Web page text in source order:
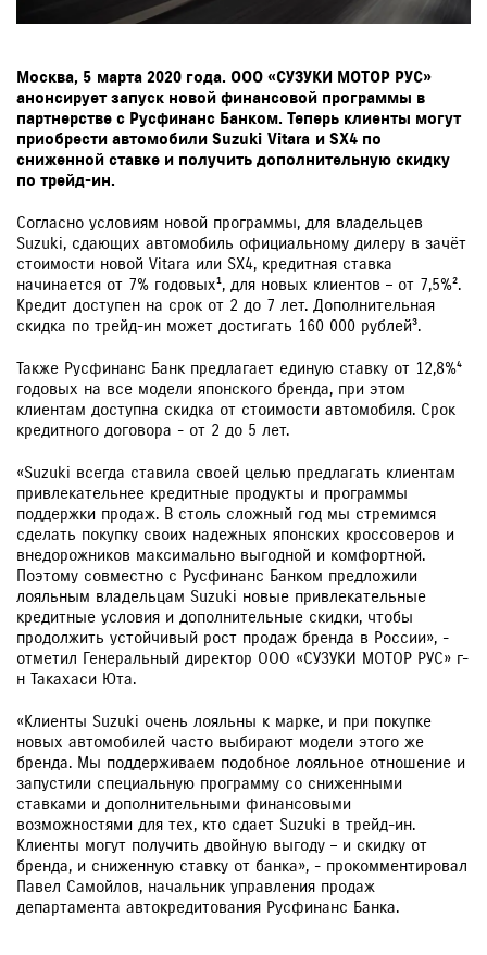
Москва, 5 марта 2020 года. ООО «СУЗУКИ МОТОР РУС»
анонсирует запуск новой финансовой программы в
партнерстве с Русфинанс Банком. Теперь клиенты могут
приобрести автомобили Suzuki Vitara и SX4 по
сниженной ставке и получить дополнительную скидку
по трейд-ин.
Согласно условиям новой программы, для владельцев
Suzuki, сдающих автомобиль официальному дилеру в зачёт
стоимости новой Vitara или SX4, кредитная ставка
начинается от 7% годовых¹, для новых клиентов – от 7,5%².
Кредит доступен на срок от 2 до 7 лет. Дополнительная
скидка по трейд-ин может достигать 160 000 рублей³.
Также Русфинанс Банк предлагает единую ставку от 12,8%⁴
годовых на все модели японского бренда, при этом
клиентам доступна скидка от стоимости автомобиля. Срок
кредитного договора - от 2 до 5 лет.
«Suzuki всегда ставила своей целью предлагать клиентам
привлекательнее кредитные продукты и программы
поддержки продаж. В столь сложный год мы стремимся
сделать покупку своих надежных японских кроссоверов и
внедорожников максимально выгодной и комфортной.
Поэтому совместно с Русфинанс Банком предложили
лояльным владельцам Suzuki новые привлекательные
кредитные условия и дополнительные скидки, чтобы
продолжить устойчивый рост продаж бренда в России», -
отметил Генеральный директор ООО «СУЗУКИ МОТОР РУС» г-
н Такахаси Юта.
«Клиенты Suzuki очень лояльны к марке, и при покупке
новых автомобилей часто выбирают модели этого же
бренда. Мы поддерживаем подобное лояльное отношение и
запустили специальную программу со сниженными
ставками и дополнительными финансовыми
возможностями для тех, кто сдает Suzuki в трейд-ин.
Клиенты могут получить двойную выгоду – и скидку от
бренда, и сниженную ставку от банка», - прокомментировал
Павел Самойлов, начальник управления продаж
департамента автокредитования Русфинанс Банка.